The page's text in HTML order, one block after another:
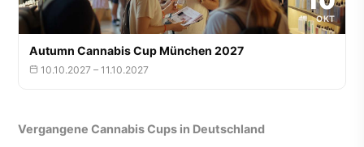
OKT
Autumn Cannabis Cup München 2027
10.10.2027 – 11.10.2027
Vergangene Cannabis Cups in Deutschland